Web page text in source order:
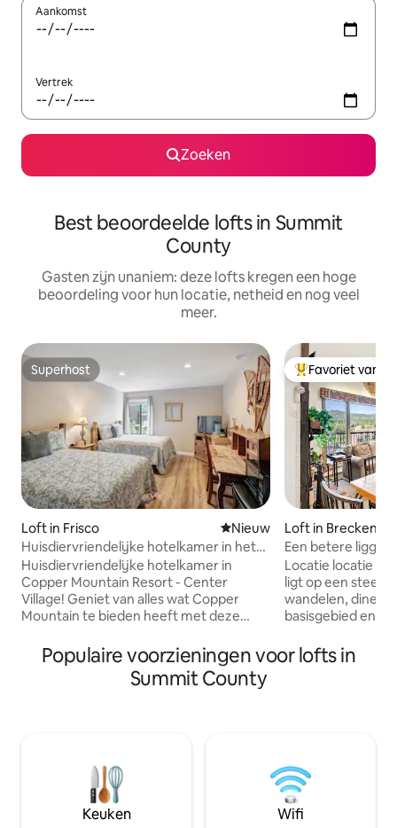
Aankomst
Vertrek
Zoeken
Best beoordeelde lofts in Summit
County
Gasten zijn unaniem: deze lofts kregen een hoge
beoordeling voor hun locatie, netheid en nog veel
meer.
Superhost
Superhost
Loft in Frisco Nieuwe accommodatie
Nieuw
Huisdiervriendelijke hotelkamer in het
centrum van Copper MTN!
Huisdiervriendelijke hotelkamer in
Copper Mountain Resort - Center
Village! Geniet van alles wat Copper
Mountain te bieden heeft met deze
slechts een korte loopafstand van de
liften American Eagle en American Flyer
die je toegang geven tot heel Copper
kom in de zomer genieten van
Woodwards Camp! De kamer biedt alles
wat je nodig hebt met een
koffiezetapparaat, 2 queensize bedden
Topfavoriet van
Favoriet van
Loft in
Een betere
Locatie locatie
ligt op een
wandelen,
basisgebied en
uitzicht op
bergen en de
Het gebouw
ondergrondse
lift, een
skiwinkels en
Populaire voorzieningen voor lofts in
Summit County
Keuken Wifi